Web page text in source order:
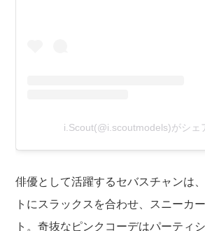
i.Scout(@i.scoutmodels)がシェ
俳優として活躍するセバスチャンは
トにスラックスを合わせ、スニーカ
ト。奇抜なピンクコーデはパーティ